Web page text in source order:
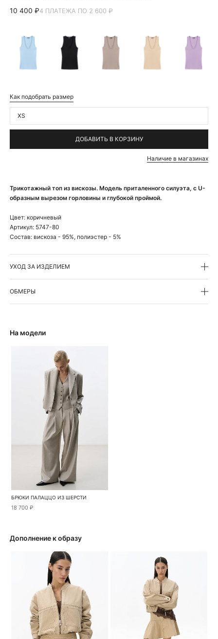
Трикотажный топ из вискозы. Модель приталенного силуэта, с U-
образным вырезом горловины и глубокой проймой.
Цвет: коричневый
Артикул: 5747-80
Состав: вискоза - 95%, полиэстер - 5%
УХОД ЗА ИЗДЕЛИЕМ
ОБМЕРЫ
10 400 ₽4 ПЛАТЕЖА ПО 2 600 ₽
Как подобрать размер
XS
ДОБАВИТЬ В КОРЗИНУ
Наличие в магазинах
На модели
БРЮКИ ПАЛАЦЦО ИЗ ШЕРСТИ
18 700 ₽
Дополнение к образу